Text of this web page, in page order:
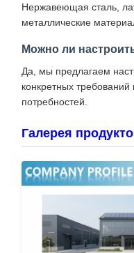
Нержавеющая сталь,
металлические
Можно ли
Да, мы предлагаем
конкретных требований
потребностей.
Галерея